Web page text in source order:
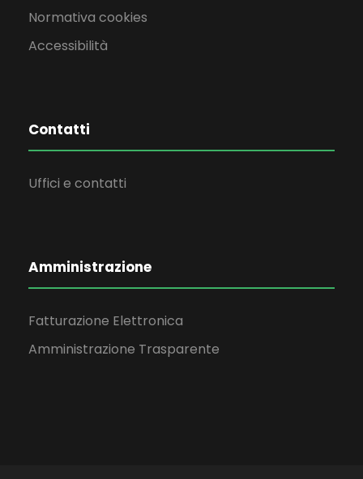
Normativa cookies
Accessibilità
Contatti
Uffici e contatti
Amministrazione
Fatturazione Elettronica
Amministrazione Trasparente